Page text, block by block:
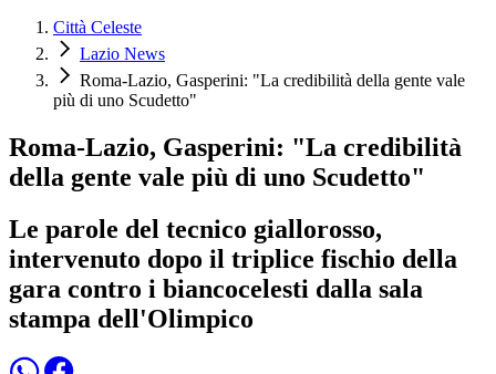
Città Celeste
Lazio News
Roma-Lazio, Gasperini: "La credibilità della gente vale
più di uno Scudetto"
Roma-Lazio, Gasperini: "La credibilità
della gente vale più di uno Scudetto"
Le parole del tecnico giallorosso,
intervenuto dopo il triplice fischio della
gara contro i biancocelesti dalla sala
stampa dell'Olimpico